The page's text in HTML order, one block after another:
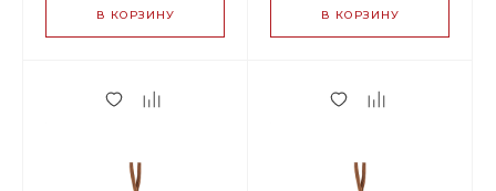
В КОРЗИНУ В КОРЗИНУ